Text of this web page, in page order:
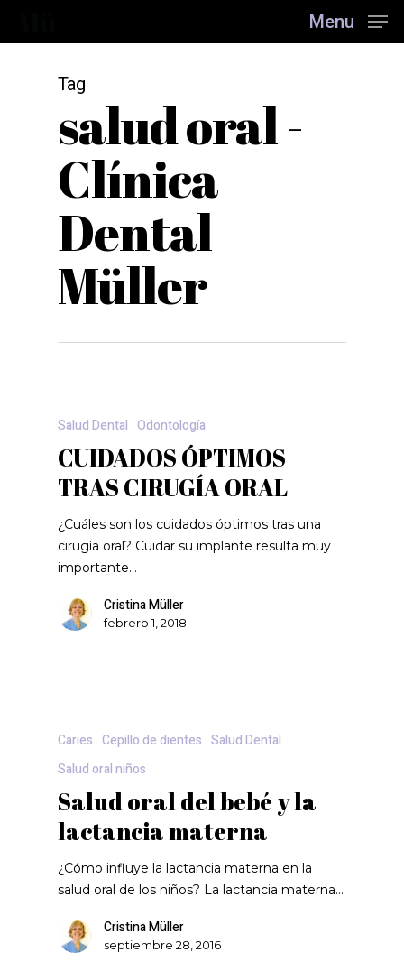
Menu
Tag
salud oral -
Clínica
Dental
Müller
Salud Dental Odontología
CUIDADOS ÓPTIMOS
TRAS CIRUGÍA ORAL
¿Cuáles son los cuidados óptimos tras una
cirugía oral? Cuidar su implante resulta muy
importante…
Cristina Müller
febrero 1, 2018
Caries Cepillo de dientes Salud Dental
Salud oral niños
Salud oral del bebé y la
lactancia materna
¿Cómo influye la lactancia materna en la
salud oral de los niños? La lactancia materna…
Cristina Müller
septiembre 28, 2016